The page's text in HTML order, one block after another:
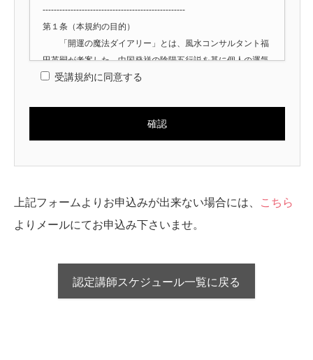
---------------------------------------------------
第１条（本規約の目的）
「開運の魔法ダイアリー」とは、風水コンサルタント福
田英嗣が考案した、中国発祥の陰陽五行説を基に個人の運気
の吉凶をバイオリズム化したカレンダー（暦）であり、本規
める国際ダイアリー協会（以下、「当協会」という。）が主
催する講座及び当協会が認定する講師（以下、「認定講師」
という。）が開催する講座（以下、併せて「本講座」とい
本講座の種類は、以下のとおりとする。
（１）「開運の魔法ダイアリー」鑑定士講座
（２）「開運の魔法ダイアリー」認定講師育成講座
鑑定士講座は、当協会本部（代表及び副代表）及び認定講師
が当協会の承諾を得て主催する。
受講規約に同意する
上記フォームよりお申込みが出来ない場合には、 こちら
よりメールにてお申込み下さいませ。
認定講師スケジュール一覧に戻る